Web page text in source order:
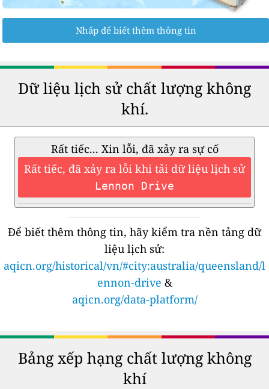
Nhấp để biết thêm thông tin
Dữ liệu lịch sử chất lượng không
khí.
Rất tiếc... Xin lỗi, đã xảy ra sự cố
Rất tiếc, đã xảy ra lỗi khi tải dữ liệu lịch sử
Lennon Drive
Để biết thêm thông tin, hãy kiểm tra nền tảng dữ
liệu lịch sử:
aqicn.org/historical/vn/#city:australia/queensland/l
ennon-drive &
aqicn.org/data-platform/
Bảng xếp hạng chất lượng không
khí